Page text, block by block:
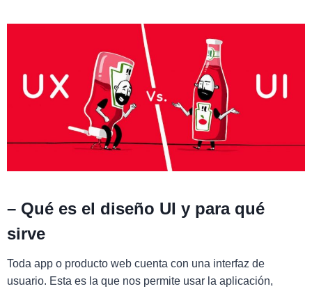
– Qué es el diseño UI y para qué
sirve
Toda app o producto web cuenta con una interfaz de
usuario. Esta es la que nos permite usar la aplicación,